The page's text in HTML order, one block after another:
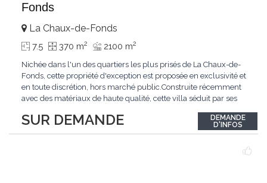
Fonds
SUR DEMANDE
La Chaux-de-Fonds
7.5 370 m2 2100 m2
Nichée dans l'un des quartiers les plus prisés de La Chaux-de-
Fonds, cette propriété d'exception est proposée en exclusivité et
en toute discrétion, hors marché public.Construite récemment
avec des matériaux de haute qualité, cette villa séduit par ses
remarquable.L'espace de vie s'ouvre sur un jardin avec piscine,
un véritable...
DEMANDE
D'INFOS